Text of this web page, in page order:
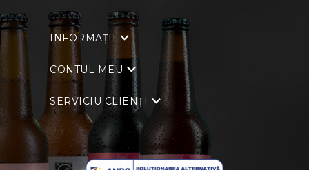
INFORMAȚII
CONTUL MEU
SERVICIU CLIENȚI